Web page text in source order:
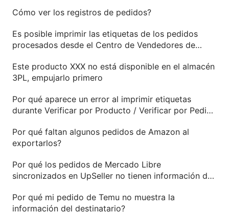
Cómo ver los registros de pedidos?
Es posible imprimir las etiquetas de los pedidos
procesados desde el Centro de Vendedores de
Este producto XXX no está disponible en el almacén
3PL, empujarlo primero
Por qué aparece un error al imprimir etiquetas
durante Verificar por Producto / Verificar por Pedido
Por qué faltan algunos pedidos de Amazon al
exportarlos?
Por qué los pedidos de Mercado Libre
sincronizados en UpSeller no tienen información del
Por qué mi pedido de Temu no muestra la
información del destinatario?